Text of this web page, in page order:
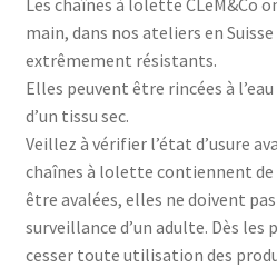
Les chaînes à lolette CLeM&Co
main, dans nos ateliers en
extrêmement résistants.
Elles peuvent être rincées à
d’un tissu sec.
Veillez à vérifier l’état d’usure
chaînes à lolette contiennent
être avalées, elles ne doivent
surveillance d’un adulte. Dès les
cesser toute utilisation des